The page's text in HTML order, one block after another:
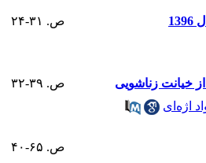
ص. ۳۱-۲۴
خیانت زناشویی
ص. ۳۹-۳۲
اژهای
ص. ۶۵-۴۰